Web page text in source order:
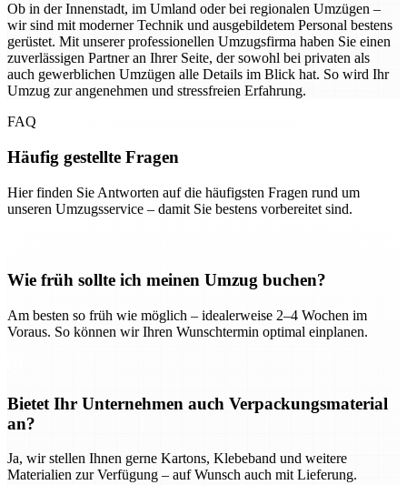
Ob in der Innenstadt, im Umland oder bei regionalen Umzügen –
wir sind mit moderner Technik und ausgebildetem Personal bestens
gerüstet. Mit unserer professionellen Umzugsfirma haben Sie einen
zuverlässigen Partner an Ihrer Seite, der sowohl bei privaten als
auch gewerblichen Umzügen alle Details im Blick hat. So wird Ihr
Umzug zur angenehmen und stressfreien Erfahrung.
FAQ
Häufig gestellte Fragen
Hier finden Sie Antworten auf die häufigsten Fragen rund um
unseren Umzugsservice – damit Sie bestens vorbereitet sind.
Wie früh sollte ich meinen Umzug buchen?
Am besten so früh wie möglich – idealerweise 2–4 Wochen im
Voraus. So können wir Ihren Wunschtermin optimal einplanen.
Bietet Ihr Unternehmen auch Verpackungsmaterial
an?
Ja, wir stellen Ihnen gerne Kartons, Klebeband und weitere
Materialien zur Verfügung – auf Wunsch auch mit Lieferung.